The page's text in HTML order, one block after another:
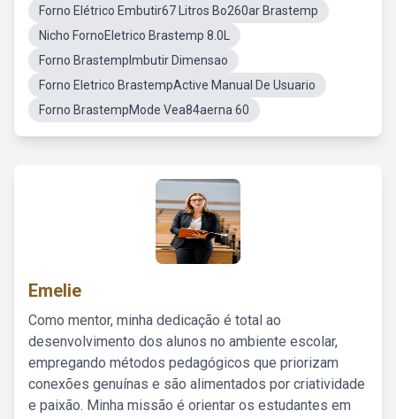
Forno Elétrico Embutir67 Litros Bo260ar Brastemp
Nicho FornoEletrico Brastemp 8.0L
Forno BrastempImbutir Dimensao
Forno Eletrico BrastempActive Manual De Usuario
Forno BrastempMode Vea84aerna 60
Emelie
Como mentor, minha dedicação é total ao
desenvolvimento dos alunos no ambiente escolar,
empregando métodos pedagógicos que priorizam
conexões genuínas e são alimentados por criatividade
e paixão. Minha missão é orientar os estudantes em